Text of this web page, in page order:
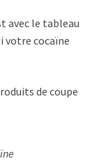
avec le tableau
votre cocaïne